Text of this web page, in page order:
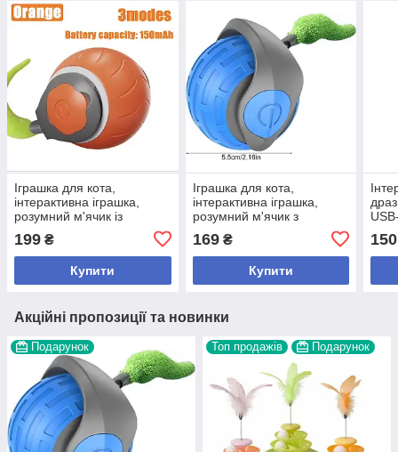
Іграшка для кота,
інтерактивна іграшка,
розумний м'ячик із
199 ₴
Купити
Іграшка для кота,
інтерактивна іграшка,
розумний м'ячик з
хвостиком,кольори(зелений,
помаранчевий),арт.,
(941970), В наявності
169₴
Купити
150
Акційні пропозиції та новинки
Подарунок Топ продажів Подарунок